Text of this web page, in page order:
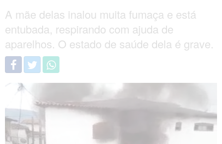
A mãe delas inalou muita fumaça e está
entubada, respirando com ajuda de
aparelhos. O estado de saúde dela é grave.